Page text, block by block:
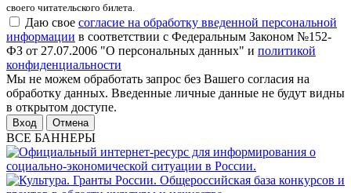
своего читательского билета.
Даю свое согласие на обработку введенной персональной
информации в соответствии с Федеральным Законом №152-
ФЗ от 27.07.2006 "О персональных данных" и политикой
конфиденциальности
Мы не можем обработать запрос без Вашего согласия на
обработку данных. Введенные личные данные не будут видны
в открытом доступе.
Отмена
ВСЕ БАННЕРЫ